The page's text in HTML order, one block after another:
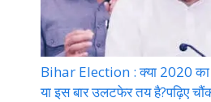
Bihar Election : क्या 2020 का
या इस बार उलटफेर तय है?पढ़िए